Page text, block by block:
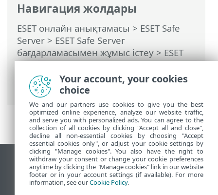
Навигация жолдары
ESET онлайн анықтамасы > ESET Safe
Server > ESET Safe Server
бағдарламасымен жұмыс істеу>ESET
HOME есептік жазбасы>ESET HOME
Ішіне қосылыңыз> ESET HOME
Қызметінде құрылғы қосу
Жұмыс үстеліндегі сайтты қарау
End of Life
ESET білім қоры
Your account, your cookies
choice
We and our partners use cookies to give you the best
optimized online experience, analyze our website traffic,
and serve you with personalized ads. You can agree to the
collection of all cookies by clicking "Accept all and close",
decline all non-essential cookies by choosing "Accept
essential cookies only", or adjust your cookie settings by
clicking "Manage cookies". You also have the right to
withdraw your consent or change your cookie preferences
anytime by clicking the "Manage cookies" link in our website
footer or in your account settings (if available). For more
information, see ourCookie Policy.